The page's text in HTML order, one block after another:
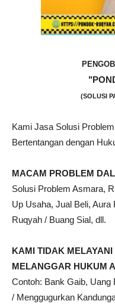
(SOLUSI
Kami Jasa Solusi
Bertentangan dengan
MACAM PROBLEM
Solusi Problem Asmara,
Up Usaha, Jual Beli,
Ruqyah / Buang Sial, dll.
KAMI TIDAK
MELANGGAR HUKUM
Contoh: Bank Gaib, Uang
/ Menggugurkan